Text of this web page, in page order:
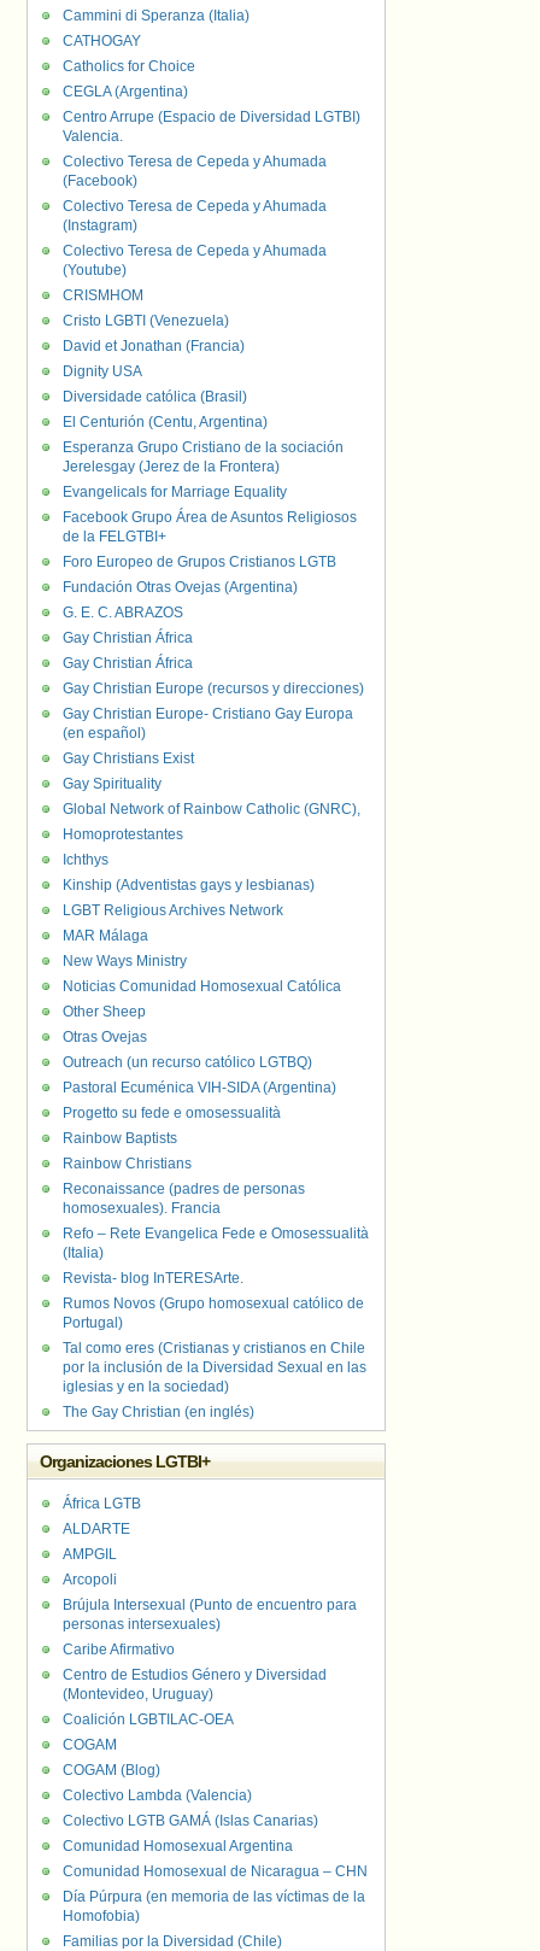
Cammini di Speranza (Italia)
CATHOGAY
Catholics for Choice
CEGLA (Argentina)
Centro Arrupe (Espacio de Diversidad LGTBI)
Valencia.
Colectivo Teresa de Cepeda y Ahumada
(Facebook)
Colectivo Teresa de Cepeda y Ahumada
(Instagram)
Colectivo Teresa de Cepeda y Ahumada
(Youtube)
CRISMHOM
Cristo LGBTI (Venezuela)
David et Jonathan (Francia)
Dignity USA
Diversidade católica (Brasil)
El Centurión (Centu, Argentina)
Esperanza Grupo Cristiano de la sociación
Jerelesgay (Jerez de la Frontera)
Evangelicals for Marriage Equality
Facebook Grupo Área de Asuntos Religiosos
de la FELGTBI+
Foro Europeo de Grupos Cristianos LGTB
Fundación Otras Ovejas (Argentina)
G. E. C. ABRAZOS
Gay Christian África
Gay Christian África
Gay Christian Europe (recursos y direcciones)
Gay Christian Europe- Cristiano Gay Europa
(en español)
Gay Christians Exist
Gay Spirituality
Global Network of Rainbow Catholic (GNRC),
Homoprotestantes
Ichthys
Kinship (Adventistas gays y lesbianas)
LGBT Religious Archives Network
MAR Málaga
New Ways Ministry
Noticias Comunidad Homosexual Católica
Other Sheep
Otras Ovejas
Outreach (un recurso católico LGTBQ)
Pastoral Ecuménica VIH-SIDA (Argentina)
Progetto su fede e omosessualità
Rainbow Baptists
Rainbow Christians
Reconaissance (padres de personas
homosexuales). Francia
Refo – Rete Evangelica Fede e Omosessualità
(Italia)
Revista- blog InTERESArte.
Rumos Novos (Grupo homosexual católico de
Portugal)
Tal como eres (Cristianas y cristianos en Chile
por la inclusión de la Diversidad Sexual en las
iglesias y en la sociedad)
The Gay Christian (en inglés)
Organizaciones LGTBI+
África LGTB
ALDARTE
AMPGIL
Arcopoli
Brújula Intersexual (Punto de encuentro para
personas intersexuales)
Caribe Afirmativo
Centro de Estudios Género y Diversidad
(Montevideo, Uruguay)
Coalición LGBTILAC-OEA
COGAM
COGAM (Blog)
Colectivo Lambda (Valencia)
Colectivo LGTB GAMÁ (Islas Canarias)
Comunidad Homosexual Argentina
Comunidad Homosexual de Nicaragua – CHN
Día Púrpura (en memoria de las víctimas de la
Homofobia)
Familias por la Diversidad (Chile)